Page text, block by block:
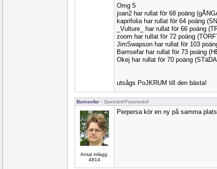
Omg 5
joan2 har rullat för 68 poäng
kaprifolia har rullat för 64 poäng
_Vulture_ har rullat för 66 poäng
zoorn har rullat för 72 poäng
JimSwapson har rullat för 103
Bamsefar har rullat för 73 poäng
Okej har rullat för 70 poäng
utsågs PoJKRUM till den bästa!
Bamsefar - Spelvärd/Forumvärd
Antal inlägg:
4814
Perpersa kör en ny på samma